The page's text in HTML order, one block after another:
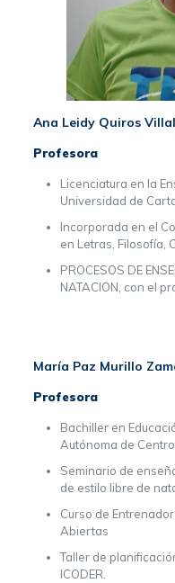
Ana Leidy Quiros
Profesora
Licenciatura en la
Universidad de
Incorporada en el
en Letras, Filosofía,
PROCESOS DE
NATACION, con el
María Paz Murillo
Profesora
Bachiller en
Autónoma de
Seminario de
de estilo libre de
Curso de
Abiertas
Taller de
ICODER.